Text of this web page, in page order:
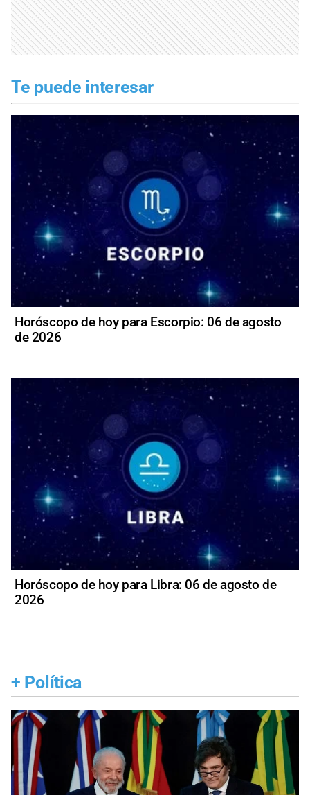
Te puede interesar
Horóscopo de hoy para Escorpio: 06 de agosto
de 2026
Horóscopo de hoy para Libra: 06 de agosto de
2026
+ Política